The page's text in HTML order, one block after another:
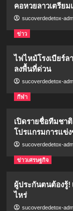
คอหวยลาวเตรีย
sucoverdedetox-
ข่าว
ไฟไหม้โรงเบียร์ล
ลงพื้นที่ด่วน
sucoverdedetox-
กีฬา
เปิดรายชื่อทีมชา
โปรแกรมการแข่
sucoverdedetox-
ข่าวเศรษฐกิจ
ผู้ประกันตนต้องรู้!
ไหร่
sucoverdedetox-